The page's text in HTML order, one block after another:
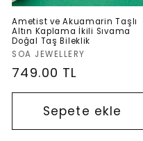
Ametist ve Akuamarin Taşlı
Altın Kaplama İkili Sıvama
Doğal Taş Bileklik
Satıcı:
SOA JEWELLERY
Normal
fiyat
749.00 TL
Sepete ekle